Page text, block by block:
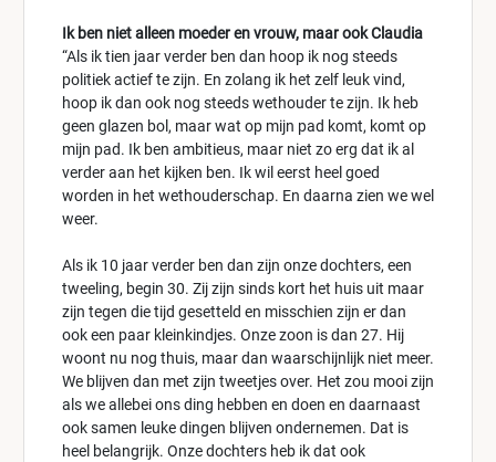
Ik ben niet alleen moeder en vrouw, maar ook Claudia
“Als ik tien jaar verder ben dan hoop ik nog steeds
politiek actief te zijn. En zolang ik het zelf leuk vind,
hoop ik dan ook nog steeds wethouder te zijn. Ik heb
geen glazen bol, maar wat op mijn pad komt, komt op
mijn pad. Ik ben ambitieus, maar niet zo erg dat ik al
verder aan het kijken ben. Ik wil eerst heel goed
worden in het wethouderschap. En daarna zien we wel
weer.
Als ik 10 jaar verder ben dan zijn onze dochters, een
tweeling, begin 30. Zij zijn sinds kort het huis uit maar
zijn tegen die tijd gesetteld en misschien zijn er dan
ook een paar kleinkindjes. Onze zoon is dan 27. Hij
woont nu nog thuis, maar dan waarschijnlijk niet meer.
We blijven dan met zijn tweetjes over. Het zou mooi zijn
als we allebei ons ding hebben en doen en daarnaast
ook samen leuke dingen blijven ondernemen. Dat is
heel belangrijk. Onze dochters heb ik dat ook